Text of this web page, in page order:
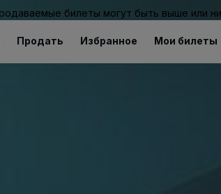
билеты могут быть выше или
Продать Избранное Мои билеты